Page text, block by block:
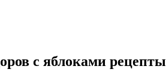
с яблоками рецепты